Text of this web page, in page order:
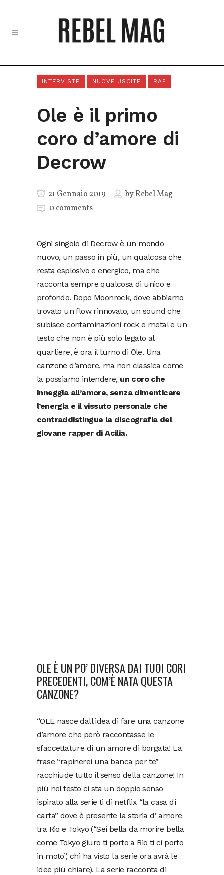
INTERVISTE NUOVE USCITE RAP
Ole è il primo
coro d’amore di
Decrow
21 Gennaio 2019 byRebel Mag
0 comments
Ogni singolo di Decrow è un mondo
nuovo, un passo in più, un qualcosa che
resta esplosivo e energico, ma che
racconta sempre qualcosa di unico e
profondo. Dopo Moonrock, dove abbiamo
trovato un flow rinnovato, un sound che
subisce contaminazioni rock e metal e un
testo che non è più solo legato al
quartiere, è ora il turno di Ole. Una
canzone d’amore, ma non classica come
la possiamo intendere, un coro che
inneggia all’amore, senza dimenticare
l’energia e il vissuto personale che
contraddistingue la discografia del
giovane rapper di Acilia.
OLE È UN PO’ DIVERSA DAI TUOI CORI
PRECEDENTI, COM’È NATA QUESTA
CANZONE?
“OLE nasce dall idea di fare una canzone
d’amore che però raccontasse le
sfaccettature di un amore di borgata! La
frase “rapinerei una banca per te”
racchiude tutto il senso della canzone! In
più nel testo ci sta un doppio senso
ispirato alla serie ti di netflix “la casa di
carta” dove è presente la storia d’ amore
tra Rio e Tokyo (“Sei bella da morire bella
come Tokyo giuro ti porto a Rio ti ci porto
in moto”, chi ha visto la serie ora avrà le
idee più chiare). La serie racconta di